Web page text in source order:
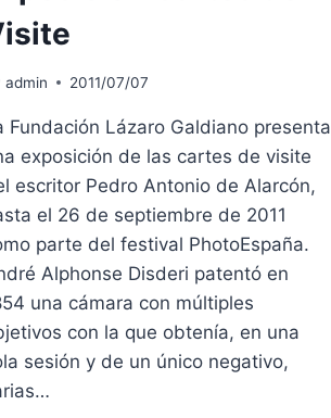
admin 2011/07/07
Fundación Lázaro Galdiano presenta
exposición de las cartes de visite
escritor Pedro Antonio de Alarcón,
el 26 de septiembre de 2011
parte del festival PhotoEspaña.
Alphonse Disderi patentó en
una cámara con múltiples
con la que obtenía, en una
sesión y de un único negativo,